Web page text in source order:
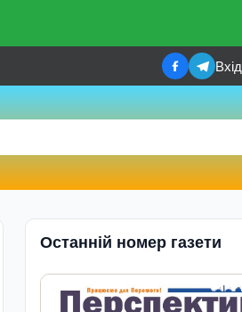
Вхід
Останній номер газети